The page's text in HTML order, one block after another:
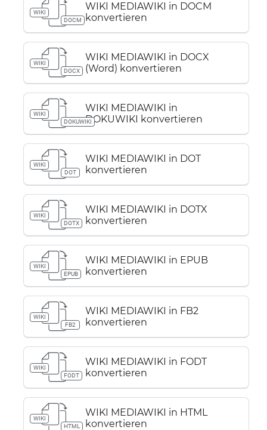
WIKI
DOCM
WIKI MEDIAWIKI in DOCM
konvertieren
WIKI
DOCX
WIKI MEDIAWIKI in DOCX
(Word) konvertieren
WIKI
DOKUWIKI
WIKI MEDIAWIKI in
DOKUWIKI konvertieren
WIKI
DOT
WIKI MEDIAWIKI in DOT
konvertieren
WIKI
DOTX
WIKI MEDIAWIKI in DOTX
konvertieren
WIKI
EPUB
WIKI MEDIAWIKI in EPUB
konvertieren
WIKI
FB2
WIKI MEDIAWIKI in FB2
konvertieren
WIKI
FODT
WIKI MEDIAWIKI in FODT
konvertieren
WIKI
HTML
WIKI MEDIAWIKI in HTML
konvertieren